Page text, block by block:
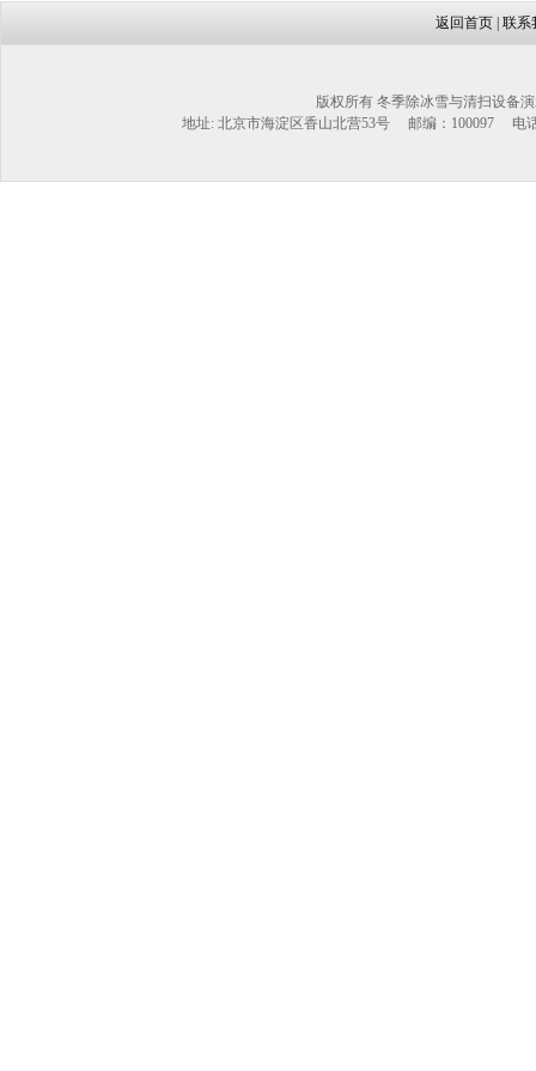
返回首页 联系
版权所有 冬季除冰雪与清扫设备
地址: 北京市海淀区香山北营53号 邮编：100097 电